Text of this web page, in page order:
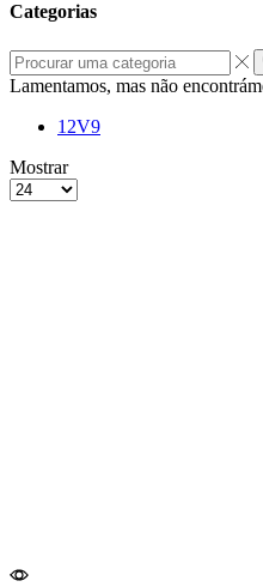
Categorias
Lamentamos, mas não
12V9
grelha
de
Lista
Mostrar
Produtos